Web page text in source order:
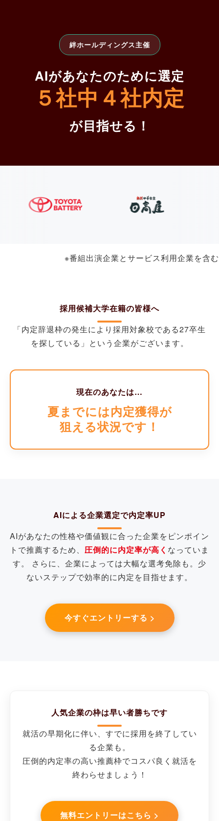
絆ホールディングス主催
AIがあなたのために選定
５社中４社内定
が目指せる！
※番組出演企業とサービス利用企業を含む
採用候補大学在籍の皆様へ
「内定辞退枠の発生により採用対象校である27卒生
を探している」という企業がございます。
現在のあなたは…
夏までには内定獲得が
狙える状況です！
AIによる企業選定で内定率UP
AIがあなたの性格や価値観に合った企業をピンポイン
トで推薦するため、 圧倒的に内定率が高く なっていま
す。 さらに、企業によっては大幅な選考免除も。少
ないステップで効率的に内定を目指せます。
今すぐエントリーする >
人気企業の枠は早い者勝ちです
就活の早期化に伴い、すでに採用を終了してい
る企業も。
圧倒的内定率の高い推薦枠でコスパ良く就活を
終わらせましょう！
無料エントリーはこちら >